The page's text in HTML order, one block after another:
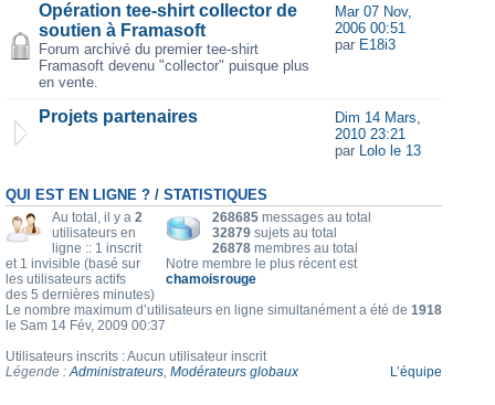
Opération tee-shirt collector de
soutien à Framasoft
Forum archivé du premier tee-shirt
Framasoft devenu "collector" puisque plus
en vente.
Mar 07 Nov,
2006 00:51
par E18i3
Projets partenaires
Dim 14 Mars,
2010 23:21
par Lolo le 13
QUI EST EN LIGNE ? / STATISTIQUES
268685 messages au total
32879 sujets au total
26878 membres au total
Notre membre le plus récent est
chamoisrouge
Au total, il y a 2
utilisateurs en
ligne :: 1 inscrit
et 1 invisible (basé sur
les utilisateurs actifs
des 5 dernières minutes)
Le nombre maximum d’utilisateurs en ligne simultanément a été de 1918
le Sam 14 Fév, 2009 00:37
Utilisateurs inscrits : Aucun utilisateur inscrit
Légende :Administrateurs, Modérateurs globaux L’équipe